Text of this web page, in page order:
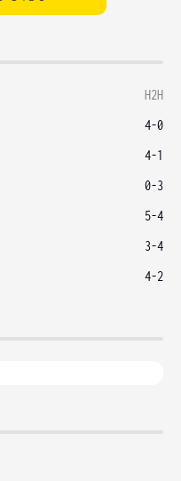
H2H
4-0
4-1
0-3
5-4
3-4
4-2